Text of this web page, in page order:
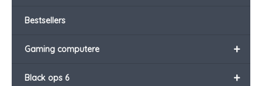
Bestsellers
+
Gaming computere
+
Black ops 6